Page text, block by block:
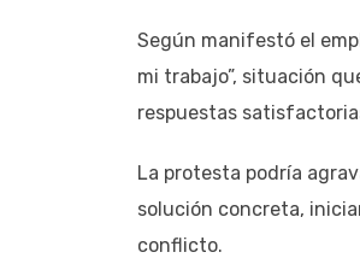
Según manifestó el
mi trabajo”, situación
respuestas
La protesta podría
solución concreta,
conflicto.